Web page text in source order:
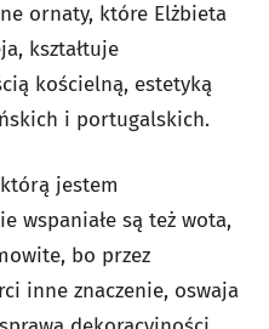
ornaty, które Elżbieta
kształtuje
kościelną, estetyką
i portugalskich.
jestem
wspaniałe są też wota,
bo przez
inne znaczenie, oswaja